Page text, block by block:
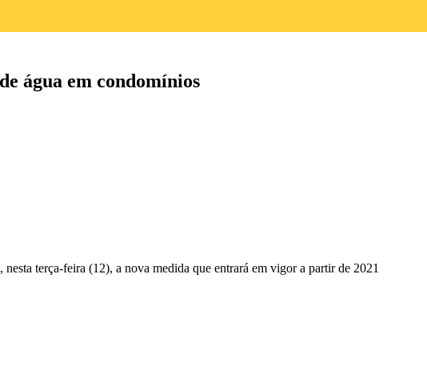
água em condomínios
terça-feira (12), a nova medida que entrará em vigor a partir de 2021